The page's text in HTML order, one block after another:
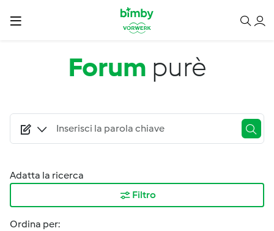
Salta al contenuto principale
Forum purè
Adatta la ricerca
Filtro
Ordina per: